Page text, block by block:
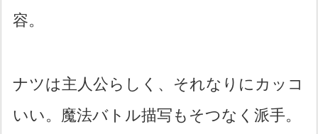
容。
ナツは主人公らしく、それなりにカッコ
いい。魔法バトル描写もそつなく派手。